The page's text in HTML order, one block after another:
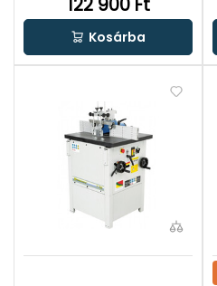
122 900 Ft
Kosárba